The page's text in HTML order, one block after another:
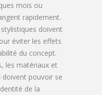
mois ou
rapidement.
doivent
éviter les effets
du concept.
les matériaux et
doivent pouvoir se
de la